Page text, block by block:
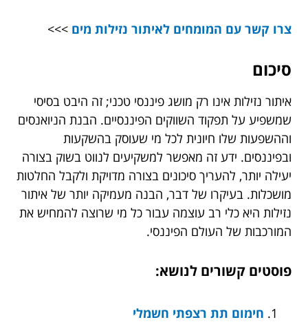
צרו קשר עם המומחים לאיתור נזילות מים >>>
סיכום
איתור נזילות אינו רק מושג פיננסי טכני; זה היבט בסיסי
שמשפיע על תפקוד השווקים הפיננסיים. הבנת הניואנסים
וההשפעות שלו חיונית לכל מי שעוסק בהשקעות
ובפיננסים. ידע זה מאפשר למשקיעים לנווט בשוק בצורה
יעילה יותר, להעריך סיכונים בצורה מדויקת ולקבל החלטות
מושכלות. בעיקרו של דבר, הבנה מעמיקה יותר של איתור
נזילות היא כלי רב עוצמה עבור כל מי שרוצה להמחיש את
המורכבות של העולם הפיננסי.
פוסטים קשורים לנושא:
חימום תת רצפתי חשמלי